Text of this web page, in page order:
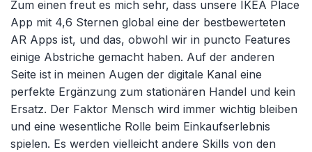
Zum einen freut es mich sehr, dass unsere IKEA Place
App mit 4,6 Sternen global eine der bestbewerteten
AR Apps ist, und das, obwohl wir in puncto Features
einige Abstriche gemacht haben. Auf der anderen
Seite ist in meinen Augen der digitale Kanal eine
perfekte Ergänzung zum stationären Handel und kein
Ersatz. Der Faktor Mensch wird immer wichtig bleiben
und eine wesentliche Rolle beim Einkaufserlebnis
spielen. Es werden vielleicht andere Skills von den